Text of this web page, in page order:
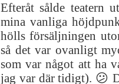
Efteråt sålde teatern
mina vanliga
hölls försäljningen
så det var ovanligt
som var något att ha
jag var där tidigt). 😕